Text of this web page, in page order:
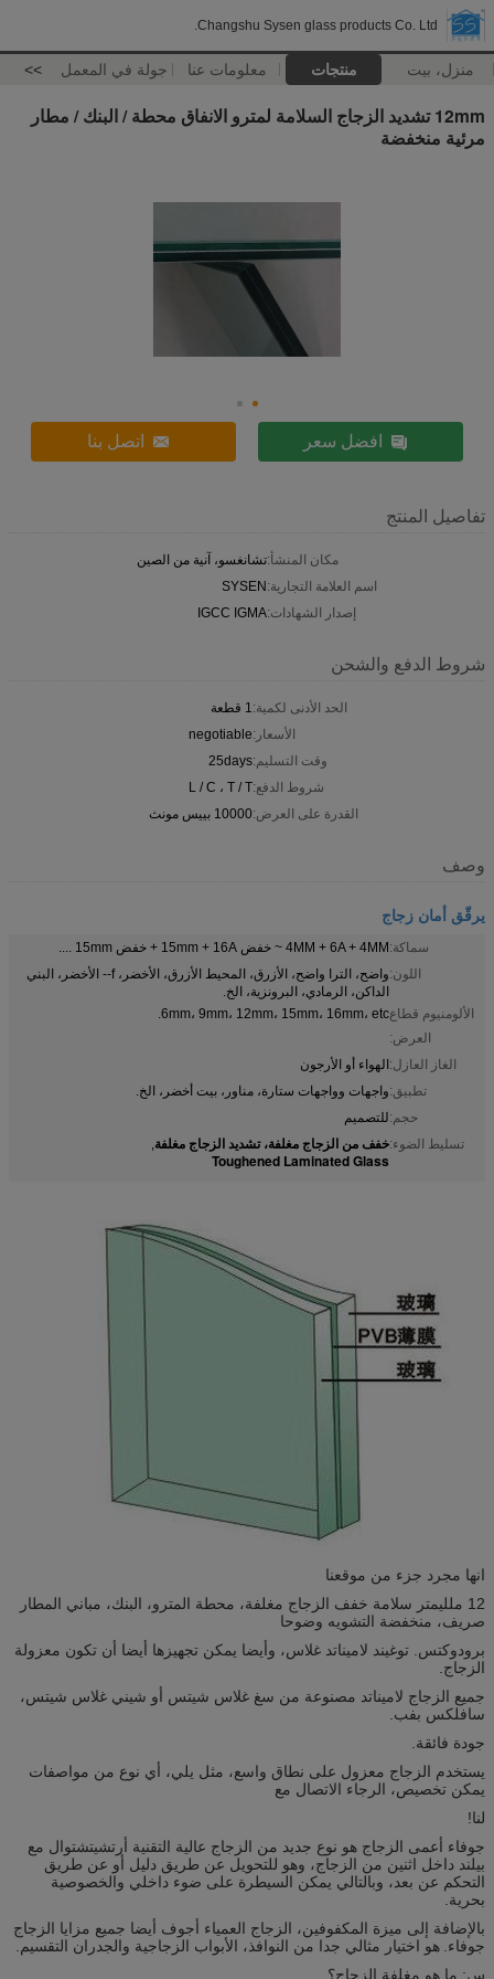
Changshu Sysen glass products Co. Ltd.
منزل، بيت منتجات معلومات عنا جولة في المعمل >>
12mm تشديد الزجاج السلامة لمترو الانفاق محطة / البنك / مطار
مرئية منخفضة
افضل سعر اتصل بنا
تفاصيل المنتج
مكان المنشأ:تشانغسو، آنية من الصين
اسم العلامة التجارية:SYSEN
إصدار الشهادات:IGCC IGMA
شروط الدفع والشحن
الحد الأدنى لكمية:1 قطعة
الأسعار:negotiable
وقت التسليم:25days
شروط الدفع:L / C ، T / T
القدرة على العرض:10000 بييس مونث
وصف
يرقّق أمان زجاج
سماكة:4MM + 6A + 4MM ~ خفض 15mm + 16A + خفض 15mm ....
اللون:
واضح، الترا واضح، الأزرق، المحيط الأزرق، الأخضر، f-- الأخضر، البني
الداكن، الرمادي، البرونزية، الخ.
الألومنيوم قطاع
العرض:
6mm، 9mm، 12mm، 15mm، 16mm، etc.
الغاز العازل:الهواء أو الأرجون
تطبيق:واجهات وواجهات ستارة، مناور، بيت أخضر، الخ.
حجم:للتصميم
تسليط الضوء:خفف من الزجاج مغلفة، تشديد الزجاج مغلفة,
Toughened Laminated Glass
انها مجرد جزء من موقعنا
12 ملليمتر سلامة خفف الزجاج مغلفة، محطة المترو، البنك، مباني المطار
صريف، منخفضة التشويه وضوحا
برودوكتس. توغيند لاميناتد غلاس، وأيضا يمكن تجهيزها أيضا أن تكون معزولة
الزجاج.
جميع الزجاج لاميناتد مصنوعة من سغ غلاس شيتس أو شيني غلاس شيتس،
سافلكس بفب.
جودة فائقة.
يستخدم الزجاج معزول على نطاق واسع، مثل يلي، أي نوع من مواصفات
يمكن تخصيص، الرجاء الاتصال مع
لنا!
جوفاء أعمى الزجاج هو نوع جديد من الزجاج عالية التقنية أرتشيتشتوال مع
بيلند داخل اثنين من الزجاج، وهو للتحويل عن طريق دليل أو عن طريق
التحكم عن بعد، وبالتالي يمكن السيطرة على ضوء داخلي والخصوصية
بحرية.
بالإضافة إلى ميزة المكفوفين، الزجاج العمياء أجوف أيضا جميع مزايا الزجاج
جوفاء. هو اختيار مثالي جدا من النوافذ، الأبواب الزجاجية والجدران التقسيم.
س: ما هو مغلفة الزجاج؟